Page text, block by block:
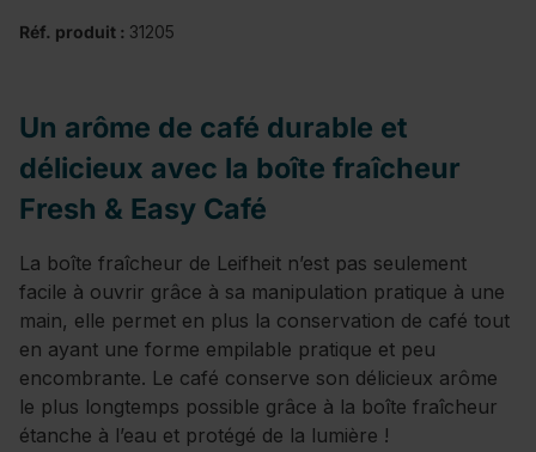
Réf. produit : 31205
Un arôme de café durable et
délicieux avec la boîte fraîcheur
Fresh & Easy Café
La boîte fraîcheur de Leifheit n’est pas seulement
facile à ouvrir grâce à sa manipulation pratique à une
main, elle permet en plus la conservation de café tout
en ayant une forme empilable pratique et peu
encombrante. Le café conserve son délicieux arôme
le plus longtemps possible grâce à la boîte fraîcheur
étanche à l’eau et protégé de la lumière !